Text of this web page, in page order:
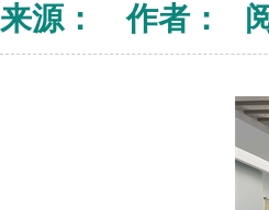
来源： 作者： 阅